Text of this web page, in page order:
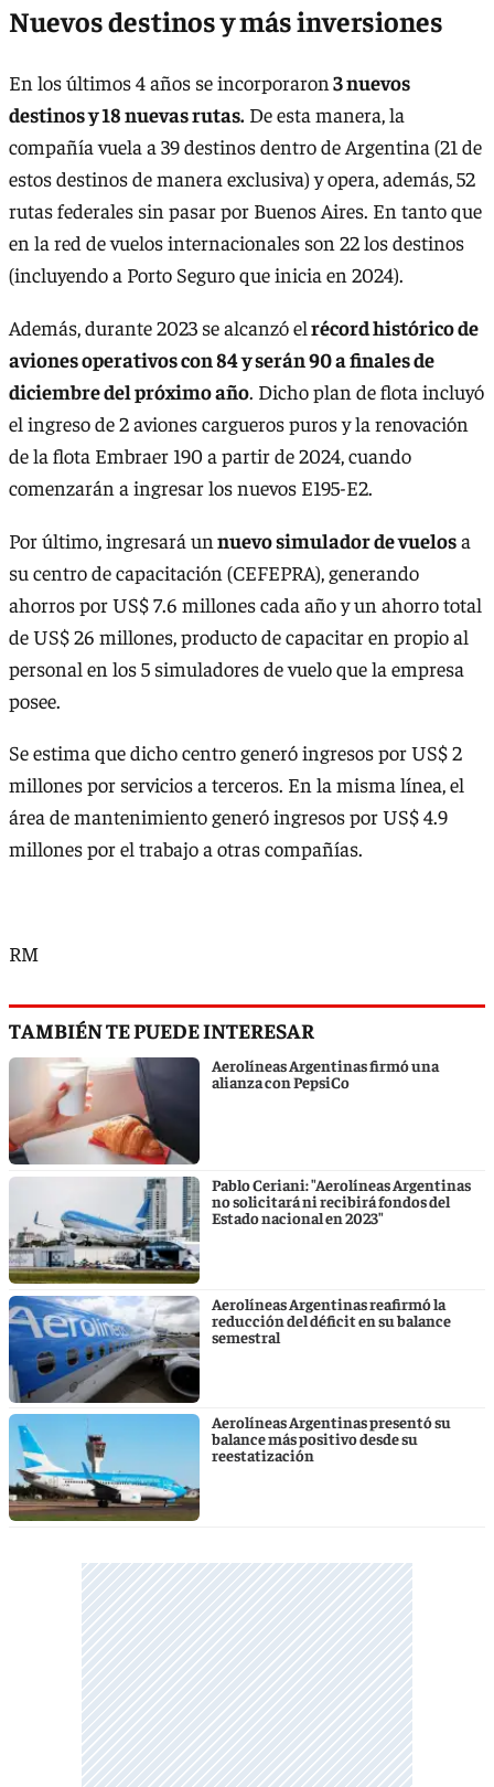
Nuevos destinos y más inversiones
En los últimos 4 años se incorporaron 3 nuevos
destinos y 18 nuevas rutas. De esta manera, la
compañía vuela a 39 destinos dentro de Argentina (21 de
estos destinos de manera exclusiva) y opera, además, 52
rutas federales sin pasar por Buenos Aires. En tanto que
en la red de vuelos internacionales son 22 los destinos
(incluyendo a Porto Seguro que inicia en 2024).
Además, durante 2023 se alcanzó elrécord histórico de
aviones operativos con 84 y serán 90 a finales de
diciembre del próximo año. Dicho plan de flota incluyó
el ingreso de 2 aviones cargueros puros y la renovación
de la flota Embraer 190 a partir de 2024, cuando
comenzarán a ingresar los nuevos E195-E2.
Por último, ingresará un nuevo simulador de vuelosa
su centro de capacitación (CEFEPRA), generando
ahorros por US$ 7.6 millones cada año y un ahorro total
de US$ 26 millones, producto de capacitar en propio al
personal en los 5 simuladores de vuelo que la empresa
posee.
Se estima que dicho centro generó ingresos por US$ 2
millones por servicios a terceros. En la misma línea, el
área de mantenimiento generó ingresos por US$ 4.9
millones por el trabajo a otras compañías.
RM
TAMBIÉN TE PUEDE INTERESAR
Aerolíneas Argentinas firmó una
alianza con PepsiCo
Pablo Ceriani: "Aerolíneas Argentinas
no solicitará ni recibirá fondos del
Estado nacional en 2023"
Aerolíneas Argentinas reafirmó la
reducción del déficit en su balance
semestral
Aerolíneas Argentinas presentó su
balance más positivo desde su
reestatización